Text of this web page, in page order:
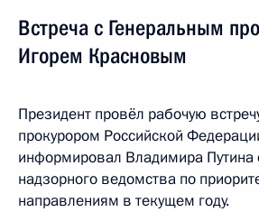
Встреча с Генеральным
Игорем Красновым
Президент провёл рабочую
прокурором Российской
информировал Владимира Путина
надзорного ведомства по
направлениям в текущем году.